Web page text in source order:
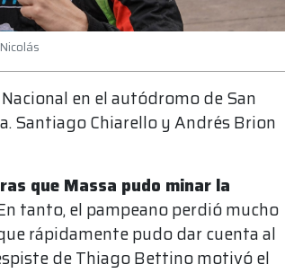
en el autódromo de San
Santiago Chiarello y Andrés Brion
que Massa pudo minar la
tanto, el pampeano perdió mucho
rápidamente pudo dar cuenta al
de Thiago Bettino motivó el